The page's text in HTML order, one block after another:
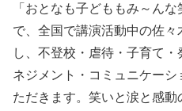
「おとなも子どももみ～ん
で、全国で講演活動中の佐
し、不登校・虐待・子育て
ネジメント・コミュニケー
ただきます。笑いと涙と感